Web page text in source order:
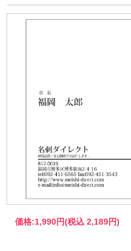
価格:1,990円(税込 2,189円)